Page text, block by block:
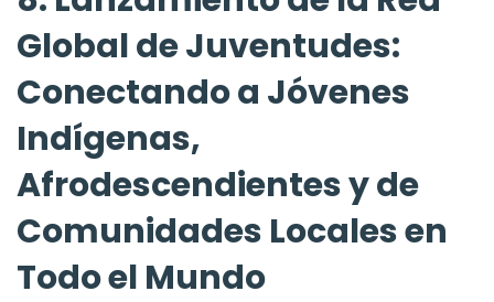
Global de Juventudes:
Conectando a Jóvenes
Indígenas,
Afrodescendientes y de
Comunidades Locales en
Todo el Mundo